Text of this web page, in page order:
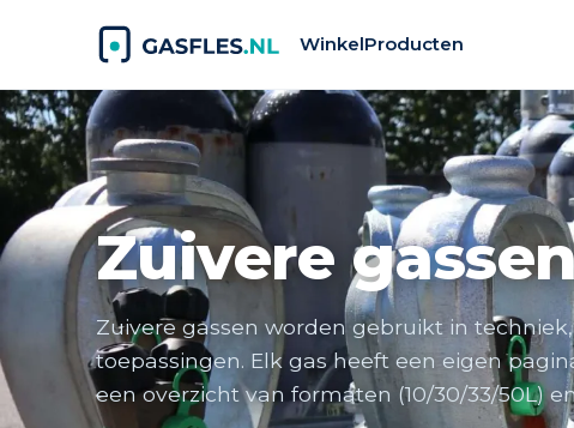
WinkelProducten
Zuivere
Zuivere gassen worden gebruikt in
toepassingen. Elk gas heeft een eigen
een overzicht van formaten (10/30/33/50L)